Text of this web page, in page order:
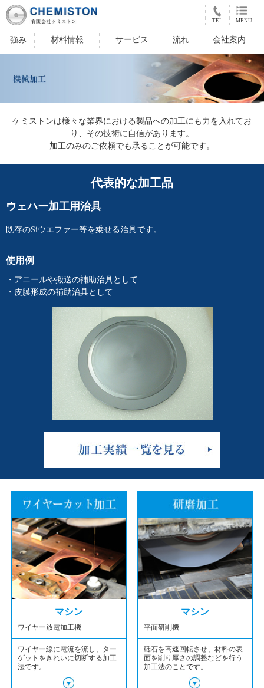
MENU
TEL
強み 材料情報 サービス 流れ 会社案内
ケミストンは様々な業界における製品への加工にも力を入れてお
り、その技術に自信があります。
加工のみのご依頼でも承ることが可能です。
代表的な加工品
ウェハー加工用治具
既存のSiウエファー等を乗せる治具です。
使用例
・アニールや搬送の補助治具として
・皮膜形成の補助治具として
マシン
ワイヤー放電加工機
ワイヤー線に電流を流し、ター
ゲットをきれいに切断する加工
法です。
マシン
平面研削機
砥石を高速回転させ、材料の表
面を削り厚さの調整などを行う
加工法のことです。